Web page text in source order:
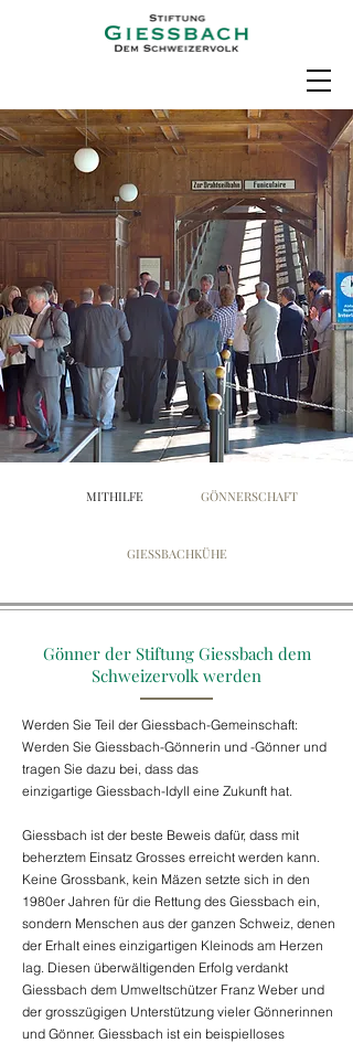
MITHILFE GÖNNERSCHAFT
GIESSBACHKÜHE
Gönner der Stiftung Giessbach dem
Schweizervolk werden
Werden Sie Teil der Giessbach-Gemeinschaft:
Werden Sie Giessbach-Gönnerin und -Gönner und
tragen Sie dazu bei, dass das
einzigartige Giessbach-Idyll eine Zukunft hat.
Giessbach ist der beste Beweis dafür, dass mit
beherztem Einsatz Grosses erreicht werden kann.
Keine Grossbank, kein Mäzen setzte sich in den
1980er Jahren für die Rettung des Giessbach ein,
sondern Menschen aus der ganzen Schweiz, denen
der Erhalt eines einzigartigen Kleinods am Herzen
lag. Diesen überwältigenden Erfolg verdankt
Giessbach dem Umweltschützer Franz Weber und
der grosszügigen Unterstützung vieler Gönnerinnen
und Gönner. Giessbach ist ein beispielloses